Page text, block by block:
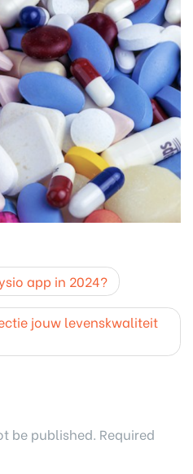
app in 2024?
jouw levenskwaliteit
be published. Required